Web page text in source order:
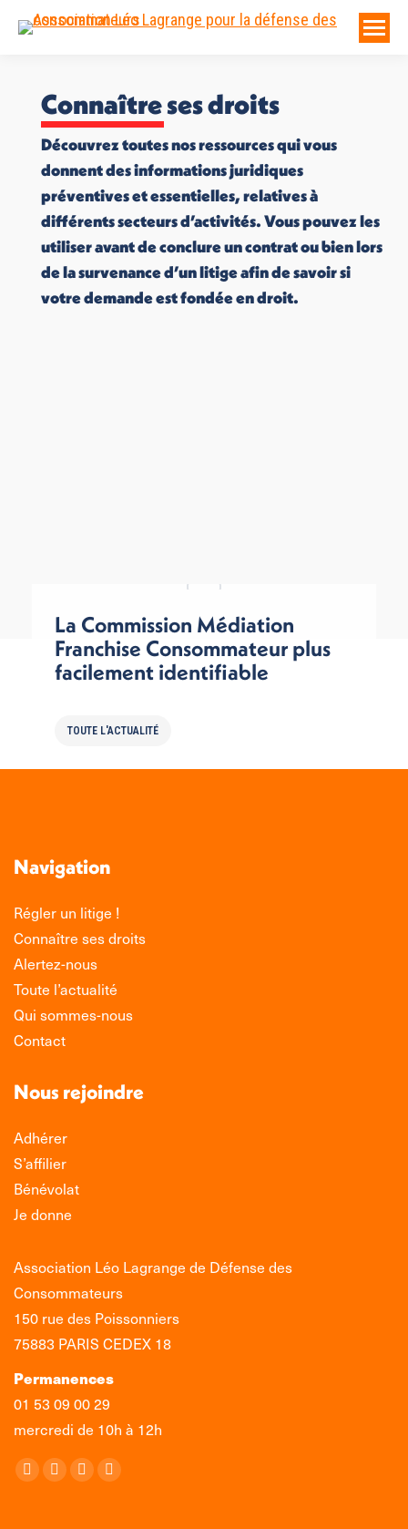
Connaître ses droits
Découvrez toutes nos ressources qui vous
donnent des informations juridiques
préventives et essentielles, relatives à
différents secteurs d’activités. Vous pouvez les
utiliser avant de conclure un contrat ou bien lors
de la survenance d’un litige afin de savoir si
votre demande est fondée en droit.
La Commission Médiation
Franchise Consommateur plus
facilement identifiable
TOUTE L'ACTUALITÉ
Navigation
Régler un litige !
Connaître ses droits
Alertez-nous
Toute l’actualité
Qui sommes-nous
Contact
Nous rejoindre
Adhérer
S’affilier
Bénévolat
Je donne
Association Léo Lagrange de Défense des
Consommateurs
150 rue des Poissonniers
75883 PARIS CEDEX 18
Permanences
01 53 09 00 29
mercredi de 10h à 12h
Retrouvez-nous sur :
La
La
La
La